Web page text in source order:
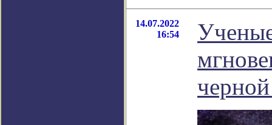
14.07.2022
16:54